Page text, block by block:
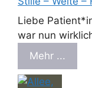
Liebe
war nun
Mehr ...